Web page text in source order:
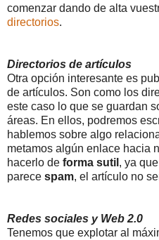
comenzar dando de alta
directorios.
Directorios de artículos
Otra opción interesante es
de artículos. Son como los
este caso lo que se guardan
áreas. En ellos, podremos
hablemos sobre algo
metamos algún enlace hacia
hacerlo de forma sutil , ya
parece spam, el artículo no
Redes sociales y Web 2.0
Tenemos que explotar al